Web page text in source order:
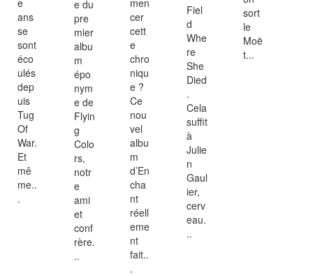
ans
se
sont
éco
ulés
dep
uis
Tug
Of
War.
Et
mê
me..
.
e du
pre
mier
albu
m
épo
nym
e de
Flyin
g
Colo
rs,
notr
e
ami
et
conf
rère.
..
cer
cett
e
chro
niqu
e ?
Ce
nou
vel
albu
m
d’En
cha
nt
réell
eme
nt
fait..
.
Fiel
d
Whe
re
She
Died
.
Cela
suffit
à
Julie
n
Gaul
ier,
cerv
eau.
..
sort
le
Moë
t...